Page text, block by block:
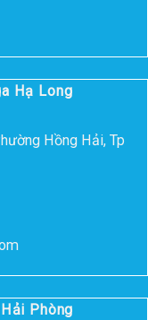
Hạ Long
Hồng Hải, Tp
Phòng